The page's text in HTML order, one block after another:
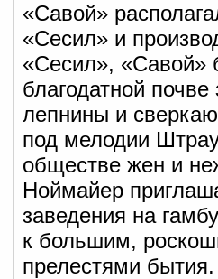
«Савой»
«Сесил» и
«Сесил», «Савой»
благодатной
лепнины и
под мелодии
обществе жен и
Ноймайер
заведения на
к большим,
прелестями бытия.